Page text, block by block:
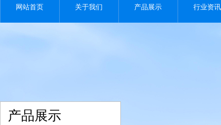
网站首页 关于我们 产品展示 行业资讯
产品展示